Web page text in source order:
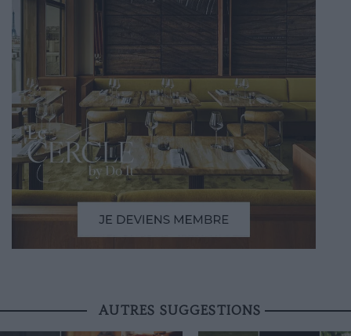
AUTRES SUGGESTIONS